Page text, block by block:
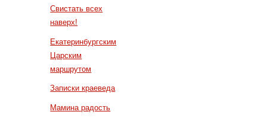
Свистать всех
наверх!
Екатеринбургским
Царским
маршрутом
Записки краеведа
Мамина радость